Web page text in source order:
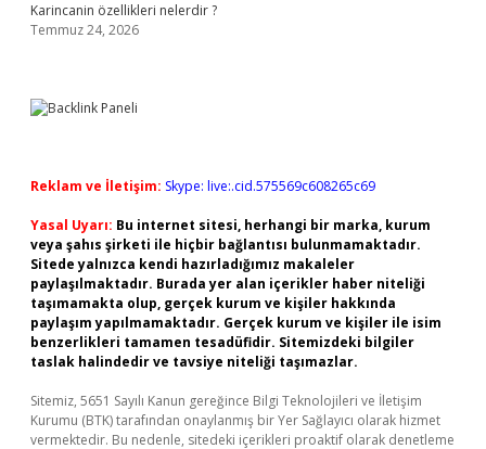
Karincanin özellikleri nelerdir ?
Temmuz 24, 2026
Reklam ve İletişim: Skype: live:.cid.575569c608265c69
Yasal Uyarı: Bu internet sitesi, herhangi bir marka, kurum
veya şahıs şirketi ile hiçbir bağlantısı bulunmamaktadır.
Sitede yalnızca kendi hazırladığımız makaleler
paylaşılmaktadır. Burada yer alan içerikler haber niteliği
taşımamakta olup, gerçek kurum ve kişiler hakkında
paylaşım yapılmamaktadır. Gerçek kurum ve kişiler ile isim
benzerlikleri tamamen tesadüfidir. Sitemizdeki bilgiler
taslak halindedir ve tavsiye niteliği taşımazlar.
Sitemiz, 5651 Sayılı Kanun gereğince Bilgi Teknolojileri ve İletişim
Kurumu (BTK) tarafından onaylanmış bir Yer Sağlayıcı olarak hizmet
vermektedir. Bu nedenle, sitedeki içerikleri proaktif olarak denetleme